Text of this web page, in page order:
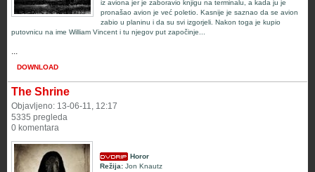
iz aviona jer je zaboravio knjigu na terminalu, a kada ju je
pronašao avion je već poletio. Kasnije je saznao da se avion
zabio u planinu i da su svi izgorjeli. Nakon toga je kupio
putovnicu na ime William Vincent i tu njegov put započinje...
...
DOWNLOAD
The Shrine
Objavljeno: 13-06-11, 12:17
5335 pregleda
0 komentara
Horor
Režija: Jon Knautz